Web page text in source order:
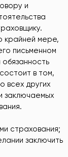
и
крайней мере,
письменном
в том,
всех других
заключаемых
страхования;
заключить